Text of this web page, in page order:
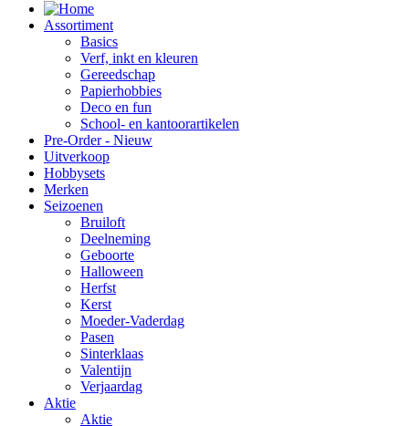
Assortiment
Basics
Verf, inkt en kleuren
Gereedschap
Papierhobbies
Deco en fun
School- en kantoorartikelen
Pre-Order - Nieuw
Uitverkoop
Hobbysets
Merken
Seizoenen
Bruiloft
Deelneming
Geboorte
Halloween
Herfst
Kerst
Moeder-Vaderdag
Pasen
Sinterklaas
Valentijn
Verjaardag
Aktie
Aktie